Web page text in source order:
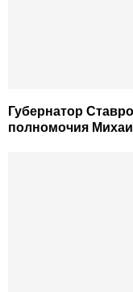
Губернатор
полномочия